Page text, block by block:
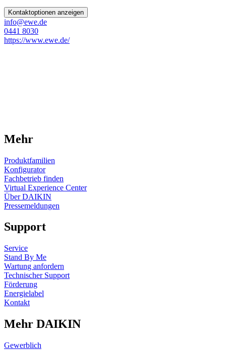
Kontaktoptionen anzeigen
info@ewe.de
0441 8030
https://www.ewe.de/
Mehr
Produktfamilien
Konfigurator
Fachbetrieb finden
Virtual Experience Center
Über DAIKIN
Pressemeldungen
Support
Service
Stand By Me
Wartung anfordern
Technischer Support
Förderung
Energielabel
Kontakt
Mehr DAIKIN
Gewerblich